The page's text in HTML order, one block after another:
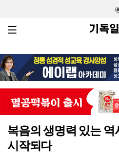
복음의 생명력 있는 역
시작되다